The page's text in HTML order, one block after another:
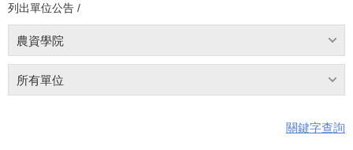
列出單位公告 /
農資學院
所有單位
關鍵字查詢